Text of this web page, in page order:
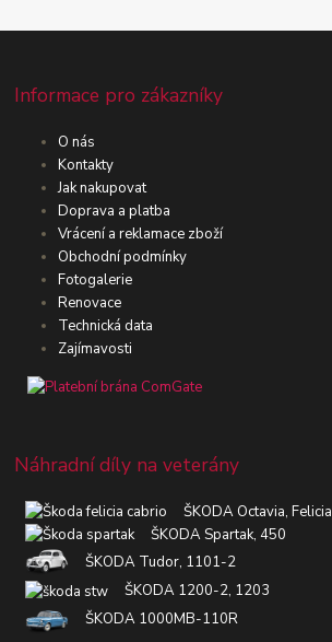
Informace pro zákazníky
O nás
Kontakty
Jak nakupovat
Doprava a platba
Vrácení a reklamace zboží
Obchodní podmínky
Fotogalerie
Renovace
Technická data
Zajímavosti
Náhradní díly na veterány
ŠKODA Octavia, Felicia
ŠKODA Spartak, 450
ŠKODA Tudor, 1101-2
ŠKODA 1200-2, 1203
ŠKODA 1000MB-110R